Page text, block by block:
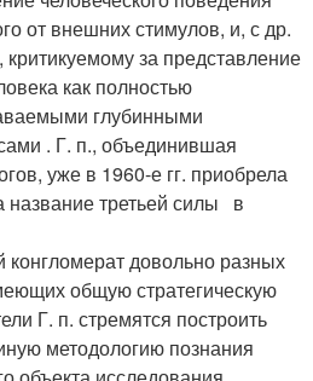
от внешних стимулов, и, с др.
за представление
как полностью
глубинными
. Г. п., объединившая
уже в 1960-е гг. приобрела
название третьей силы в
конгломерат довольно разных
общую стратегическую
Г. п. стремятся построить
методологию познания